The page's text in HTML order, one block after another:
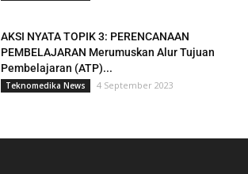
AKSI NYATA TOPIK 3: PERENCANAAN
PEMBELAJARAN Merumuskan Alur Tujuan
Pembelajaran (ATP)...
Teknomedika News 4 September 2023